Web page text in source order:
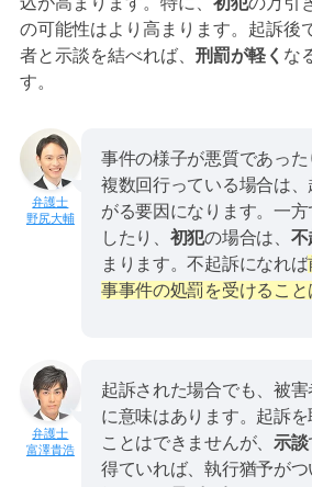
の可能性はより高まります。起訴後
者と示談を結べれば、 刑罰が軽く な
す。
野尻大輔
事件の様子が悪質であっ
複数回行っている場合は
がる要因になります。一方
したり、 初犯の場合は、 不
まります。不起訴になれば
事事件の処罰を受けること
富澤貴浩
起訴された場合でも、被
に意味はあります。起訴を
ことはできませんが、 示談
得ていれば、執行猶予がつ